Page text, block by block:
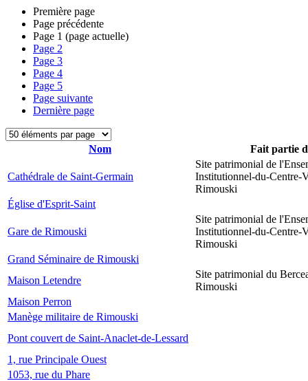
Première page
Page précédente
Page 1 (page actuelle)
Page 2
Page 3
Page 4
Page 5
Page suivante
Dernière page
Nom Fait partie
Cathédrale de Saint-Germain
Site patrimonial de
Institutionnel-du-Centre-
Rimouski
Église d'Esprit-Saint
Gare de Rimouski
Site patrimonial de
Institutionnel-du-Centre-
Rimouski
Grand Séminaire de Rimouski
Maison Letendre
Site patrimonial du
Rimouski
Maison Perron
Manège militaire de Rimouski
Pont couvert de Saint-Anaclet-de-Lessard
1, rue Principale Ouest
1053, rue du Phare